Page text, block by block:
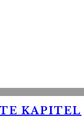
KAPITEL